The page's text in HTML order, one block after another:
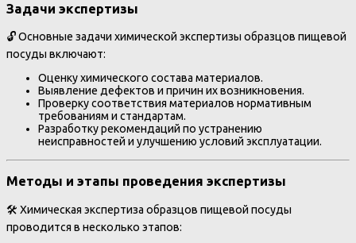
Задачи экспертизы
🔓 Основные задачи химической экспертизы образцов пищевой
посуды включают:
Оценку химического состава материалов.
Выявление дефектов и причин их возникновения.
Проверку соответствия материалов нормативным
требованиям и стандартам.
Разработку рекомендаций по устранению
неисправностей и улучшению условий эксплуатации.
Методы и этапы проведения экспертизы
🛠️ Химическая экспертиза образцов пищевой посуды
проводится в несколько этапов: